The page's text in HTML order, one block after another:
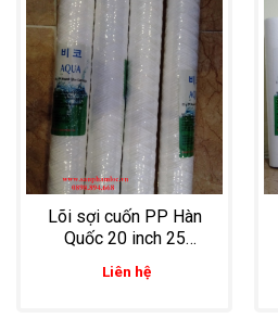
Lõi sợi cuốn PP Hàn
Quốc 20 inch 25
micron lọc tạp chất
trong mực in
Liên hệ